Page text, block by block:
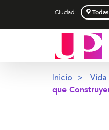
Ciudad:
Inicio
que